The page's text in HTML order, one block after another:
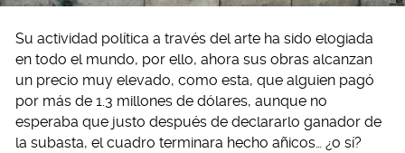
Su actividad política a través del arte ha sido elogiada
en todo el mundo, por ello, ahora sus obras alcanzan
un precio muy elevado, como esta, que alguien pagó
por más de 1.3 millones de dólares, aunque no
esperaba que justo después de declararlo ganador de
la subasta, el cuadro terminara hecho añicos… ¿o sí?